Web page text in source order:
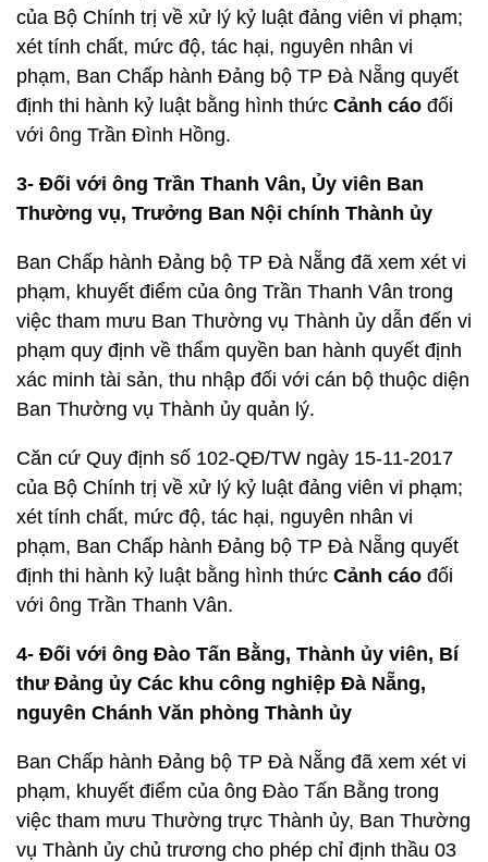
của Bộ Chính trị về xử lý kỷ luật đảng viên vi phạm;
xét tính chất, mức độ, tác hại, nguyên nhân vi
phạm, Ban Chấp hành Đảng bộ TP Đà Nẵng quyết
định thi hành kỷ luật bằng hình thức Cảnh cáo đối
với ông Trần Đình Hồng.
3- Đối với ông Trần Thanh Vân, Ủy viên Ban
Thường vụ, Trưởng Ban Nội chính Thành ủy
Ban Chấp hành Đảng bộ TP Đà Nẵng đã xem xét vi
phạm, khuyết điểm của ông Trần Thanh Vân trong
việc tham mưu Ban Thường vụ Thành ủy dẫn đến vi
phạm quy định về thẩm quyền ban hành quyết định
xác minh tài sản, thu nhập đối với cán bộ thuộc diện
Ban Thường vụ Thành ủy quản lý.
Căn cứ Quy định số 102-QĐ/TW ngày 15-11-2017
của Bộ Chính trị về xử lý kỷ luật đảng viên vi phạm;
xét tính chất, mức độ, tác hại, nguyên nhân vi
phạm, Ban Chấp hành Đảng bộ TP Đà Nẵng quyết
định thi hành kỷ luật bằng hình thức Cảnh cáo đối
với ông Trần Thanh Vân.
4- Đối với ông Đào Tấn Bằng, Thành ủy viên, Bí
thư Đảng ủy Các khu công nghiệp Đà Nẵng,
nguyên Chánh Văn phòng Thành ủy
Ban Chấp hành Đảng bộ TP Đà Nẵng đã xem xét vi
phạm, khuyết điểm của ông Đào Tấn Bằng trong
việc tham mưu Thường trực Thành ủy, Ban Thường
vụ Thành ủy chủ trương cho phép chỉ định thầu 03